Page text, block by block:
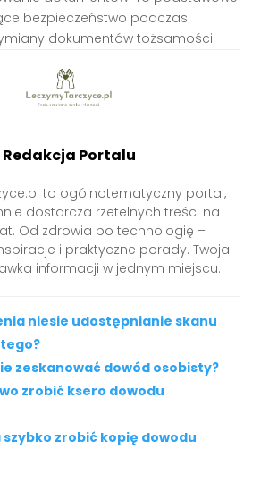
bezpieczeństwo podczas
dokumentów tożsamości.
Redakcja Portalu
to ogólnotematyczny portal,
dostarcza rzetelnych treści na
Od zdrowia po technologię –
i praktyczne porady. Twoja
informacji w jednym miejscu.
niesie udostępnianie skanu
zeskanować dowód osobisty?
zrobić ksero dowodu
szybko zrobić kopię dowodu